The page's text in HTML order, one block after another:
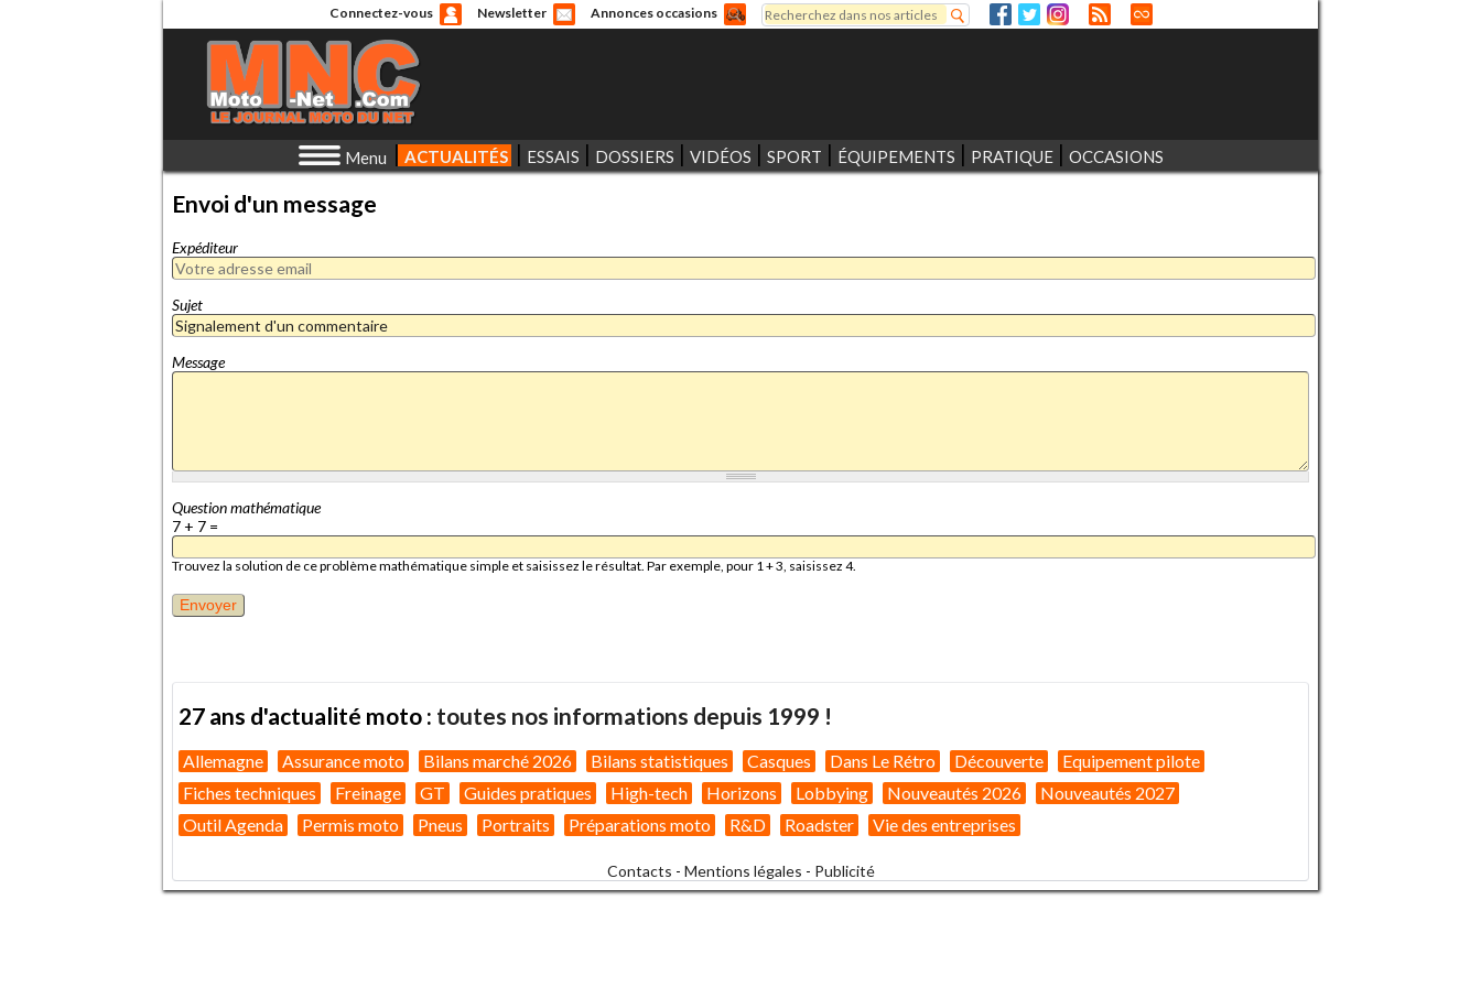
Connectez-vous Newsletter Annonces occasions
Formulaire de recherche
Rechercher
Menu ACTUALITÉS ESSAIS DOSSIERS VIDÉOS SPORT ÉQUIPEMENTS PRATIQUE OCCASIONS
Envoi d'un message
Expéditeur
Sujet
Message
Question mathématique
7 + 7 =
Trouvez la solution de ce problème mathématique simple et saisissez le résultat. Par exemple, pour 1 + 3, saisissez 4.
27 ans d'actualité moto : toutes nos informations depuis 1999 !
Allemagne Assurance moto Bilans marché 2026 Bilans statistiques Casques Dans Le Rétro Découverte
Equipement pilote
Fiches techniques
Freinage GT Guides pratiques High-tech Horizons Lobbying Nouveautés 2026
Nouveautés 2027
Outil Agenda
Permis moto Pneus Portraits Préparations moto R&D Roadster Vie des entreprises
Contacts - Mentions légales - Publicité